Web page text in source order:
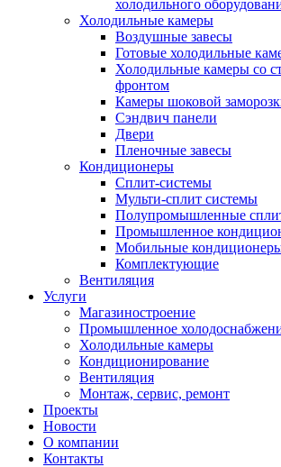
холодильного
Холодильные камеры
Воздушные завесы
Готовые холодильные
Холодильные камеры со
фронтом
Камеры шоковой
Сэндвич панели
Двери
Пленочные завесы
Кондиционеры
Сплит-системы
Мульти-сплит системы
Полупромышленные
Промышленное
Мобильные
Комплектующие
Вентиляция
Услуги
Магазиностроение
Промышленное
Холодильные камеры
Кондиционирование
Вентиляция
Монтаж, сервис, ремонт
Проекты
Новости
О компании
Контакты